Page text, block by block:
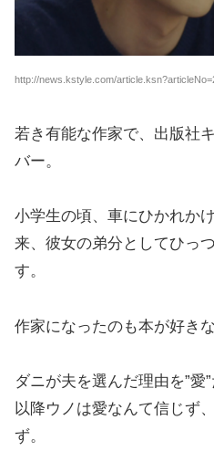
http://news.kstyle.com/
若き有能な作家で、出版社
バー。
小学生の頃、車にひかれか
来、彼女の弟分としてひっ
す。
作家になったのも本が好き
ダニが夫を選んだ理由を”愛
以降ウノは愛なんて信じず
ず。